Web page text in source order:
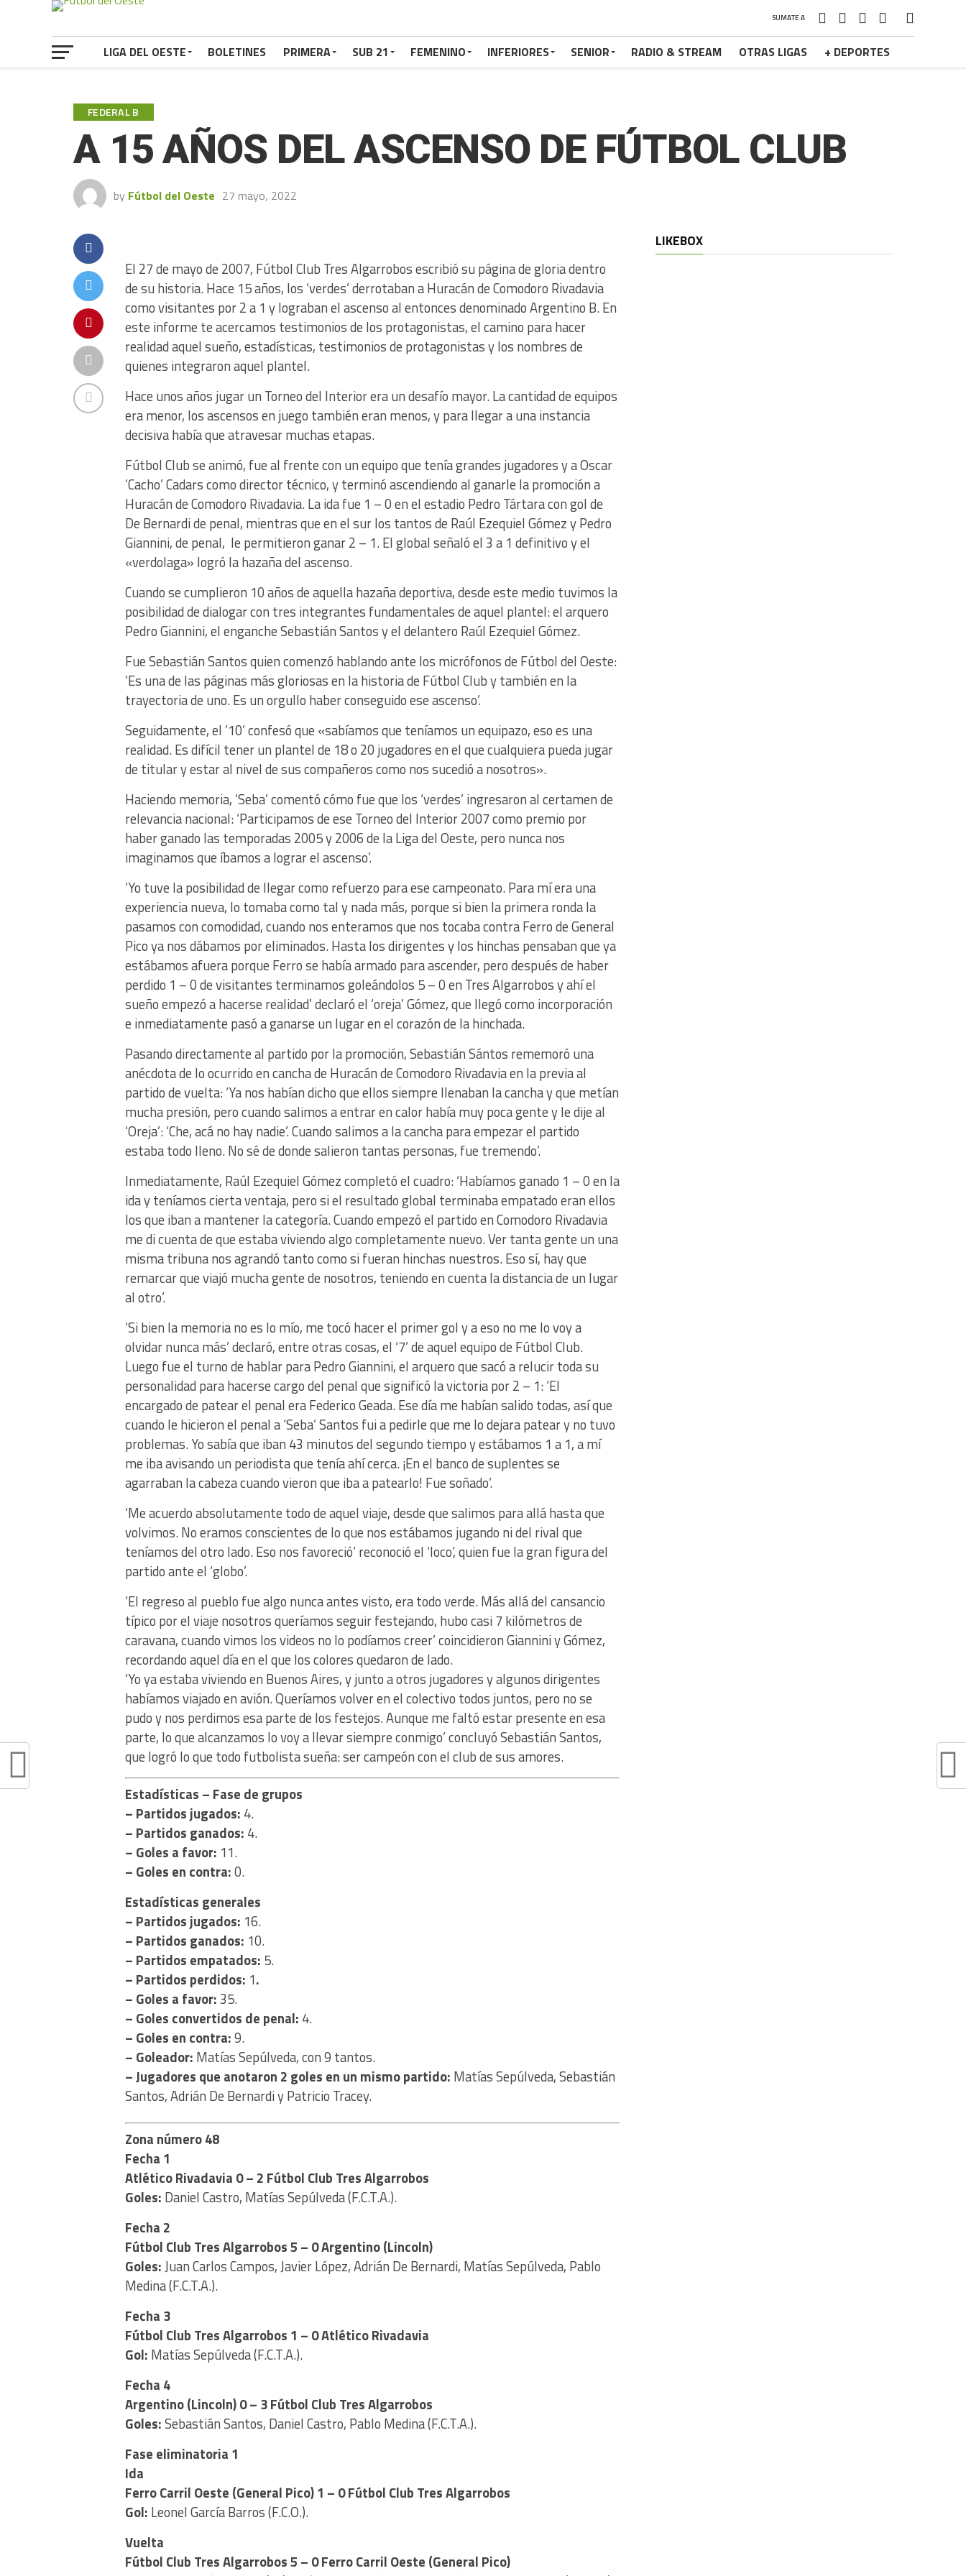
SUMATE A
LIGA DEL OESTE BOLETINES PRIMERA SUB 21 FEMENINO INFERIORES SENIOR RADIO & STREAM OTRAS LIGAS + DEPORTES
FEDERAL B
A 15 AÑOS DEL ASCENSO DE FÚTBOL CLUB
by Fútbol del Oeste 27 mayo, 2022
El 27 de mayo de 2007, Fútbol Club Tres Algarrobos escribió su página de gloria dentro
de su historia. Hace 15 años, los ‘verdes’ derrotaban a Huracán de Comodoro Rivadavia
como visitantes por 2 a 1 y lograban el ascenso al entonces denominado Argentino B. En
este informe te acercamos testimonios de los protagonistas, el camino para hacer
realidad aquel sueño, estadísticas, testimonios de protagonistas y los nombres de
quienes integraron aquel plantel.
Hace unos años jugar un Torneo del Interior era un desafío mayor. La cantidad de equipos
era menor, los ascensos en juego también eran menos, y para llegar a una instancia
decisiva había que atravesar muchas etapas.
Fútbol Club se animó, fue al frente con un equipo que tenía grandes jugadores y a Oscar
‘Cacho’ Cadars como director técnico, y terminó ascendiendo al ganarle la promoción a
Huracán de Comodoro Rivadavia. La ida fue 1 – 0 en el estadio Pedro Tártara con gol de
De Bernardi de penal, mientras que en el sur los tantos de Raúl Ezequiel Gómez y Pedro
Giannini, de penal, le permitieron ganar 2 – 1. El global señaló el 3 a 1 definitivo y el
«verdolaga» logró la hazaña del ascenso.
Cuando se cumplieron 10 años de aquella hazaña deportiva, desde este medio tuvimos la
posibilidad de dialogar con tres integrantes fundamentales de aquel plantel: el arquero
Pedro Giannini, el enganche Sebastián Santos y el delantero Raúl Ezequiel Gómez.
Fue Sebastián Santos quien comenzó hablando ante los micrófonos de Fútbol del Oeste:
‘Es una de las páginas más gloriosas en la historia de Fútbol Club y también en la
trayectoria de uno. Es un orgullo haber conseguido ese ascenso’.
Seguidamente, el ’10’ confesó que «sabíamos que teníamos un equipazo, eso es una
realidad. Es difícil tener un plantel de 18 o 20 jugadores en el que cualquiera pueda jugar
de titular y estar al nivel de sus compañeros como nos sucedió a nosotros».
Haciendo memoria, ‘Seba’ comentó cómo fue que los ‘verdes’ ingresaron al certamen de
relevancia nacional: ‘Participamos de ese Torneo del Interior 2007 como premio por
haber ganado las temporadas 2005 y 2006 de la Liga del Oeste, pero nunca nos
imaginamos que íbamos a lograr el ascenso’.
‘Yo tuve la posibilidad de llegar como refuerzo para ese campeonato. Para mí era una
experiencia nueva, lo tomaba como tal y nada más, porque si bien la primera ronda la
pasamos con comodidad, cuando nos enteramos que nos tocaba contra Ferro de General
Pico ya nos dábamos por eliminados. Hasta los dirigentes y los hinchas pensaban que ya
estábamos afuera porque Ferro se había armado para ascender, pero después de haber
perdido 1 – 0 de visitantes terminamos goleándolos 5 – 0 en Tres Algarrobos y ahí el
sueño empezó a hacerse realidad’ declaró el ‘oreja’ Gómez, que llegó como incorporación
e inmediatamente pasó a ganarse un lugar en el corazón de la hinchada.
Pasando directamente al partido por la promoción, Sebastián Sántos rememoró una
anécdota de lo ocurrido en cancha de Huracán de Comodoro Rivadavia en la previa al
partido de vuelta: ‘Ya nos habían dicho que ellos siempre llenaban la cancha y que metían
mucha presión, pero cuando salimos a entrar en calor había muy poca gente y le dije al
‘Oreja’: ‘Che, acá no hay nadie’. Cuando salimos a la cancha para empezar el partido
estaba todo lleno. No sé de donde salieron tantas personas, fue tremendo’.
Inmediatamente, Raúl Ezequiel Gómez completó el cuadro: ‘Habíamos ganado 1 – 0 en la
ida y teníamos cierta ventaja, pero si el resultado global terminaba empatado eran ellos
los que iban a mantener la categoría. Cuando empezó el partido en Comodoro Rivadavia
me di cuenta de que estaba viviendo algo completamente nuevo. Ver tanta gente un una
misma tribuna nos agrandó tanto como si fueran hinchas nuestros. Eso sí, hay que
remarcar que viajó mucha gente de nosotros, teniendo en cuenta la distancia de un lugar
al otro’.
‘Si bien la memoria no es lo mío, me tocó hacer el primer gol y a eso no me lo voy a
olvidar nunca más’ declaró, entre otras cosas, el ‘7’ de aquel equipo de Fútbol Club.
Luego fue el turno de hablar para Pedro Giannini, el arquero que sacó a relucir toda su
personalidad para hacerse cargo del penal que significó la victoria por 2 – 1: ‘El
encargado de patear el penal era Federico Geada. Ese día me habían salido todas, así que
cuando le hicieron el penal a ‘Seba’ Santos fui a pedirle que me lo dejara patear y no tuvo
problemas. Yo sabía que iban 43 minutos del segundo tiempo y estábamos 1 a 1, a mí
me iba avisando un periodista que tenía ahí cerca. ¡En el banco de suplentes se
agarraban la cabeza cuando vieron que iba a patearlo! Fue soñado’.
‘Me acuerdo absolutamente todo de aquel viaje, desde que salimos para allá hasta que
volvimos. No eramos conscientes de lo que nos estábamos jugando ni del rival que
teníamos del otro lado. Eso nos favoreció’ reconoció el ‘loco’, quien fue la gran figura del
partido ante el ‘globo’.
‘El regreso al pueblo fue algo nunca antes visto, era todo verde. Más allá del cansancio
típico por el viaje nosotros queríamos seguir festejando, hubo casi 7 kilómetros de
caravana, cuando vimos los videos no lo podíamos creer’ coincidieron Giannini y Gómez,
recordando aquel día en el que los colores quedaron de lado.
‘Yo ya estaba viviendo en Buenos Aires, y junto a otros jugadores y algunos dirigentes
habíamos viajado en avión. Queríamos volver en el colectivo todos juntos, pero no se
pudo y nos perdimos esa parte de los festejos. Aunque me faltó estar presente en esa
parte, lo que alcanzamos lo voy a llevar siempre conmigo’ concluyó Sebastián Santos,
que logró lo que todo futbolista sueña: ser campeón con el club de sus amores.
Estadísticas – Fase de grupos
– Partidos jugados: 4.
– Partidos ganados: 4.
– Goles a favor: 11.
– Goles en contra:0.
Estadísticas generales
– Partidos jugados: 16.
– Partidos ganados: 10.
– Partidos empatados: 5.
– Partidos perdidos: 1.
– Goles a favor:35.
– Goles convertidos de penal: 4.
– Goles en contra:9.
– Goleador: Matías Sepúlveda, con 9 tantos.
– Jugadores que anotaron 2 goles en un mismo partido: Matías Sepúlveda, Sebastián
Santos, Adrián De Bernardi y Patricio Tracey.
Zona número 48
Fecha 1
Atlético Rivadavia 0 – 2 Fútbol Club Tres Algarrobos
Goles: Daniel Castro, Matías Sepúlveda (F.C.T.A.).
Fecha 2
Fútbol Club Tres Algarrobos 5 – 0 Argentino (Lincoln)
Goles:Juan Carlos Campos, Javier López, Adrián De Bernardi, Matías Sepúlveda, Pablo
Medina (F.C.T.A.).
Fecha 3
Fútbol Club Tres Algarrobos 1 – 0 Atlético Rivadavia
Gol: Matías Sepúlveda (F.C.T.A.).
Fecha 4
Argentino (Lincoln) 0 – 3 Fútbol Club Tres Algarrobos
Goles:Sebastián Santos, Daniel Castro, Pablo Medina (F.C.T.A.).
Fase eliminatoria 1
Ida
Ferro Carril Oeste (General Pico) 1 – 0 Fútbol Club Tres Algarrobos
Gol: Leonel García Barros (F.C.O.).
Vuelta
Fútbol Club Tres Algarrobos 5 – 0 Ferro Carril Oeste (General Pico)
LIKEBOX